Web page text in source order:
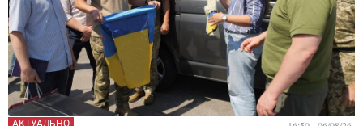
АКТУАЛЬНО